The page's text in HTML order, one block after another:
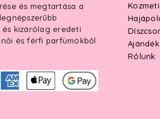
és megtartása a
kizárólag eredeti
és férfi parfümökből
Rólunk